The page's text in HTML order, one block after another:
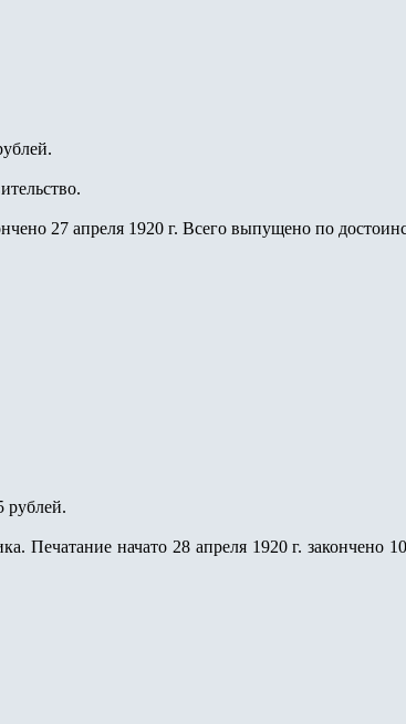
27 апреля 1920 г. Всего выпущено по
рублей.
Печатание начато 28 апреля 1920 г. закончено